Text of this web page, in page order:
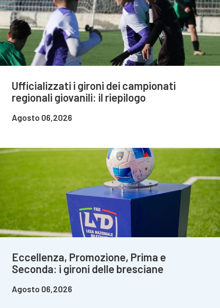
Ufficializzati i gironi dei campionati
regionali giovanili: il riepilogo
Agosto 06,2026
Eccellenza, Promozione, Prima e
Seconda: i gironi delle bresciane
Agosto 06,2026